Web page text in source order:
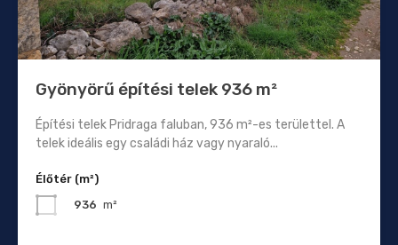
Gyönyörű építési telek 936 m²
Építési telek Pridraga faluban, 936 m²-es területtel. A
telek ideális egy családi ház vagy nyaraló...
Élőtér (m²)
936 m²